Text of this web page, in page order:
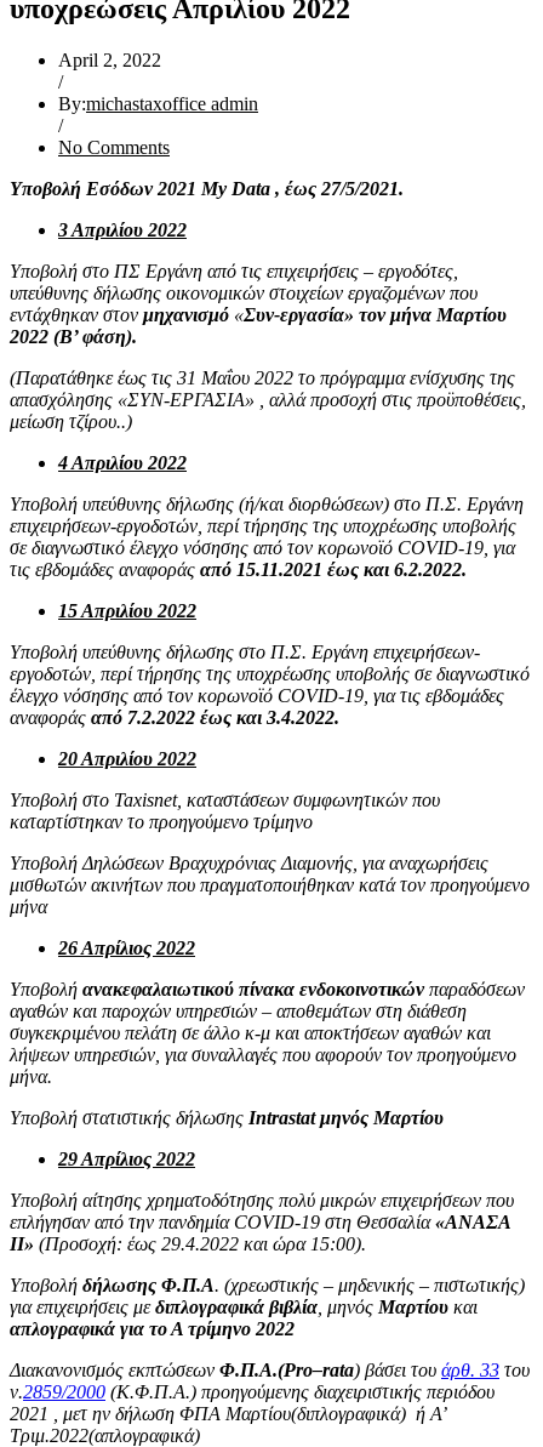
υποχρεώσεις Απριλίου 2022
April 2, 2022
/
By:michastaxoffice admin
/
No Comments
Υποβολή Εσόδων 2021 My Data , έως 27/5/2021.
3 Απριλίου 2022
Υποβολή στο ΠΣ Εργάνη από τις επιχειρήσεις – εργοδότες,
υπεύθυνης δήλωσης οικονομικών στοιχείων εργαζομένων που
εντάχθηκαν στον μηχανισμό «Συν-εργασία» τον μήνα Μαρτίου
2022 (Β’ φάση).
(Παρατάθηκε έως τις 31 Μαΐου 2022 το πρόγραμμα ενίσχυσης της
απασχόλησης «ΣΥΝ-ΕΡΓΑΣΙΑ» , αλλά προσοχή στις προϋποθέσεις,
μείωση τζίρου..)
4 Απριλίου 2022
Υποβολή υπεύθυνης δήλωσης (ή/και διορθώσεων) στο Π.Σ. Εργάνη
επιχειρήσεων-εργοδοτών, περί τήρησης της υποχρέωσης υποβολής
σε διαγνωστικό έλεγχο νόσησης από τον κορωνοϊό COVID-19, για
τις εβδομάδες αναφοράς από 15.11.2021 έως και 6.2.2022.
15 Απριλίου 2022
Υποβολή υπεύθυνης δήλωσης στο Π.Σ. Εργάνη επιχειρήσεων-
εργοδοτών, περί τήρησης της υποχρέωσης υποβολής σε διαγνωστικό
έλεγχο νόσησης από τον κορωνοϊό COVID-19, για τις εβδομάδες
αναφοράς από 7.2.2022 έως και 3.4.2022.
20 Απριλίου 2022
Υποβολή στο Taxisnet, καταστάσεων συμφωνητικών που
καταρτίστηκαν το προηγούμενο τρίμηνο
Υποβολή Δηλώσεων Βραχυχρόνιας Διαμονής, για αναχωρήσεις
μισθωτών ακινήτων που πραγματοποιήθηκαν κατά τον προηγούμενο
μήνα
26 Απρίλιος 2022
Υποβολή ανακεφαλαιωτικού πίνακα ενδοκοινοτικώνπαραδόσεων
αγαθών και παροχών υπηρεσιών – αποθεμάτων στη διάθεση
συγκεκριμένου πελάτη σε άλλο κ-μ και αποκτήσεων αγαθών και
λήψεων υπηρεσιών, για συναλλαγές που αφορούν τον προηγούμενο
μήνα.
Υποβολή στατιστικής δήλωσης Intrastat μηνός Μαρτίου
29 Απρίλιος 2022
Υποβολή αίτησης χρηματοδότησης πολύ μικρών επιχειρήσεων που
επλήγησαν από την πανδημία COVID-19 στη Θεσσαλία«ΑΝΑΣΑ
ΙΙ» (Προσοχή: έως 29.4.2022 και ώρα 15:00).
Υποβολή δήλωσης Φ.Π.Α. (χρεωστικής – μηδενικής – πιστωτικής)
για επιχειρήσεις μεδιπλογραφικά βιβλία , μηνός Μαρτίου και
απλογραφικά για το Α τρίμηνο 2022
Διακανονισμός εκπτώσεων Φ.Π.Α.(Pro–rata) βάσει του άρθ. 33 του
ν.2859/2000 (Κ.Φ.Π.Α.) προηγούμενης διαχειριστικής περιόδου
2021 , μετ ην δήλωση ΦΠΑ Μαρτίου(διπλογραφικά) ή Α’
Τριμ.2022(απλογραφικά)